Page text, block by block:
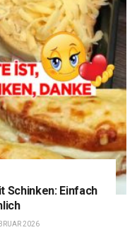
Schinken: Einfach
2026